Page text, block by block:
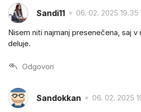
Sandi11 06. 02. 2025 19.35
Nisem niti najmanj presenečena, saj v
deluje.
Odgovori
Sandokkan 06. 02. 2025